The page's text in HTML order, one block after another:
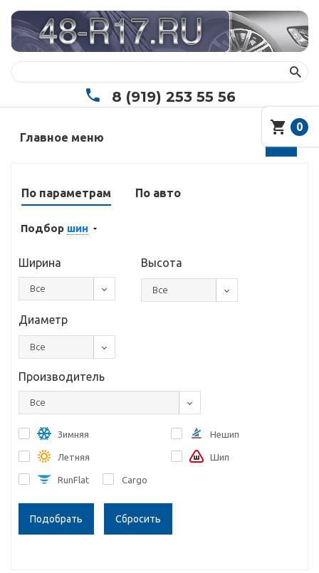
8 (919) 253 55 56
Главное меню
По параметрам По авто
Подбор шин
Ширина
Все
Высота
Все
Диаметр
Все
Производитель
Все
Зимняя
Летняя
RunFlat Cargo
Нешип
Шип
Сбросить
0